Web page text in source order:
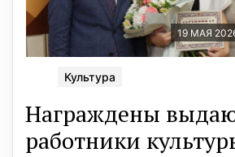
19 МАЯ
Культура
Награждены
работники